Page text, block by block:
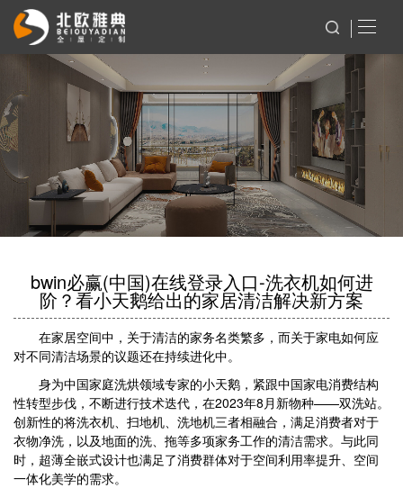
bwin必赢(中国)在线登录入口-洗衣机如何进
阶？看小天鹅给出的家居清洁解决新方案
在家居空间中，关于清洁的家务名类繁多，而关于家电如何应
对不同清洁场景的议题还在持续进化中。
身为中国家庭洗烘领域专家的小天鹅，紧跟中国家电消费结构
性转型步伐，不断进行技术迭代，在2023年8月新物种——双洗站。
创新性的将洗衣机、扫地机、洗地机三者相融合，满足消费者对于
衣物净洗，以及地面的洗、拖等多项家务工作的清洁需求。与此同
时，超薄全嵌式设计也满足了消费群体对于空间利用率提升、空间
一体化美学的需求。